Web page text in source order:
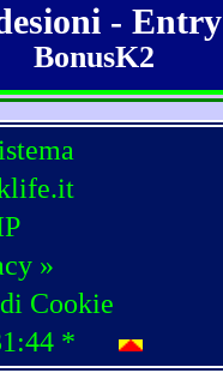
- Entry
BonusK2
»
Cookie
*